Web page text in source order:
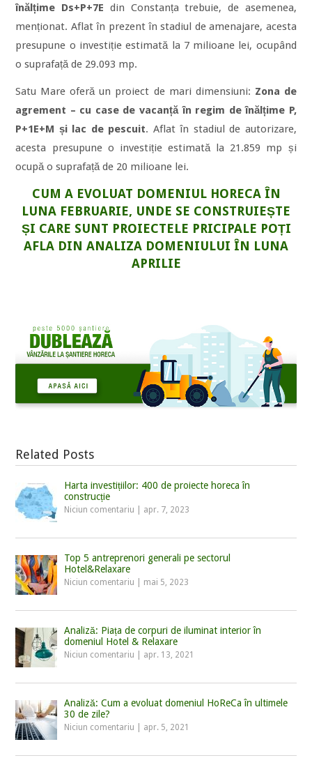
înălțime Ds+P+7E din Constanța trebuie, de asemenea,
menționat. Aflat în prezent în stadiul de amenajare, acesta
presupune o investiție estimată la 7 milioane lei, ocupând
o suprafață de 29.093 mp.
Satu Mare oferă un proiect de mari dimensiuni: Zona de
agrement – cu case de vacanță în regim de înălțime P,
P+1E+M și lac de pescuit. Aflat în stadiul de autorizare,
acesta presupune o investiție estimată la 21.859 mp și
ocupă o suprafață de 20 milioane lei.
CUM A EVOLUAT DOMENIUL HORECA ÎN
LUNA FEBRUARIE, UNDE SE CONSTRUIEȘTE
ȘI CARE SUNT PROIECTELE PRICIPALE POȚI
AFLA DIN ANALIZA DOMENIULUI ÎN LUNA
APRILIE
Related Posts
Harta investițiilor: 400 de proiecte horeca în
construcție
Niciun comentariu apr. 7, 2023
Top 5 antreprenori generali pe sectorul
Hotel&Relaxare
Niciun comentariu mai 5, 2023
Analiză: Piața de corpuri de iluminat interior în
domeniul Hotel & Relaxare
Niciun comentariu apr. 13, 2021
Analiză: Cum a evoluat domeniul HoReCa în ultimele
30 de zile?
Niciun comentariu apr. 5, 2021